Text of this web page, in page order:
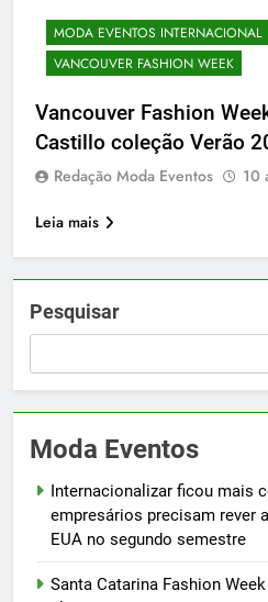
MODA EVENTOS INTERNACIONAL
VANCOUVER FASHION WEEK
Vancouver Fashion
Castillo coleção Verão
Redação Moda Eventos 10
Leia mais
Pesquisar
Moda Eventos
Internacionalizar ficou mais
empresários precisam rever
EUA no segundo semestre
Santa Catarina Fashion